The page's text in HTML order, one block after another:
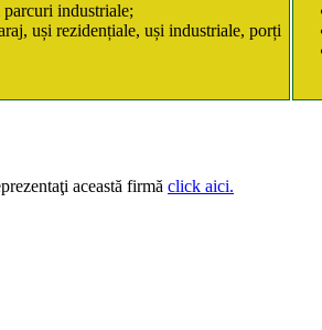
industriale;
uși rezidențiale, uși industriale, porți
această firmă click aici.